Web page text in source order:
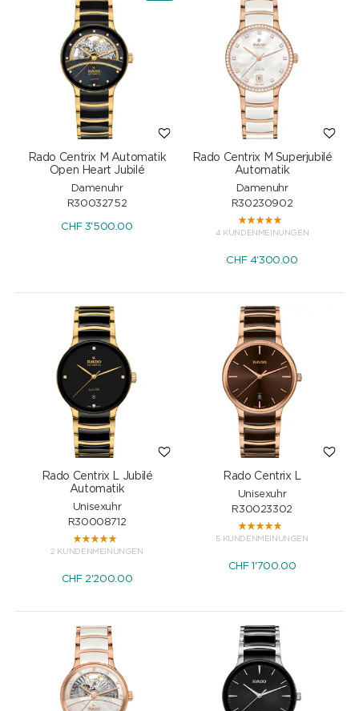
Rado Centrix M Automatik
Open Heart Jubilé
Damenuhr
R30032752
CHF3'500.00
Rado Centrix M Superjubilé
Automatik
Damenuhr
R30230902
4 KUNDENMEINUNGEN
CHF4'300.00
Rado Centrix L Jubilé
Automatik
Unisexuhr
R30008712
2 KUNDENMEINUNGEN
CHF2'200.00
Rado Centrix L
Unisexuhr
R30023302
5 KUNDENMEINUNGEN
CHF1'700.00